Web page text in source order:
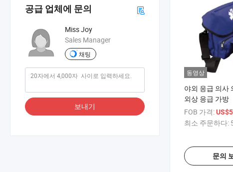
공급 업체에 문의
Miss Joy
Sales Manager
채팅
보내기
동영상
야외 응급 의사
외상 응급 가방
FOB 가격:
최소 주문하다:
문의